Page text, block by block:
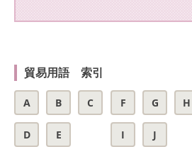
貿易用語 索引
A B C
D E
F G H
I J